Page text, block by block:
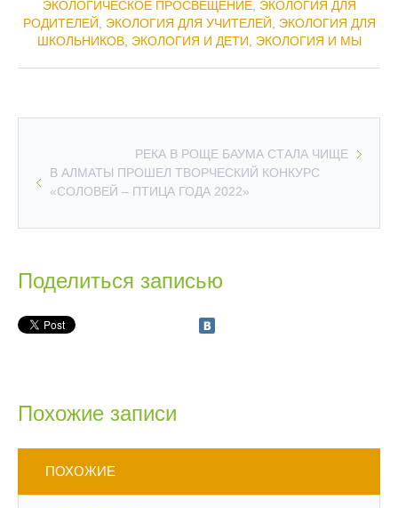
ЭКОЛОГИЧЕСКОЕ ПРОСВЕЩЕНИЕ, ЭКОЛОГИЯ ДЛЯ
РОДИТЕЛЕЙ
ЭКОЛОГИЯ ДЛЯ УЧИТЕЛЕЙ
ЭКОЛОГИЯ ДЛЯ
ШКОЛЬНИКОВ, ЭКОЛОГИЯ И ДЕТИ ЭКОЛОГИЯ И МЫ
РЕКА В РОЩЕ БАУМА СТАЛА ЧИЩЕ
В АЛМАТЫ ПРОШЕЛ ТВОРЧЕСКИЙ КОНКУРС
«СОЛОВЕЙ – ПТИЦА ГОДА 2022»
Поделиться записью
Похожие записи
ПОХОЖИЕ